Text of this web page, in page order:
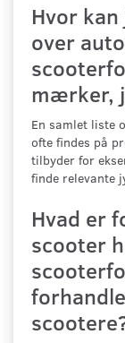
Hvor
over
mærker,
En samlet liste
ofte findes på
tilbyder for
finde relevante
Hvad er
scooter